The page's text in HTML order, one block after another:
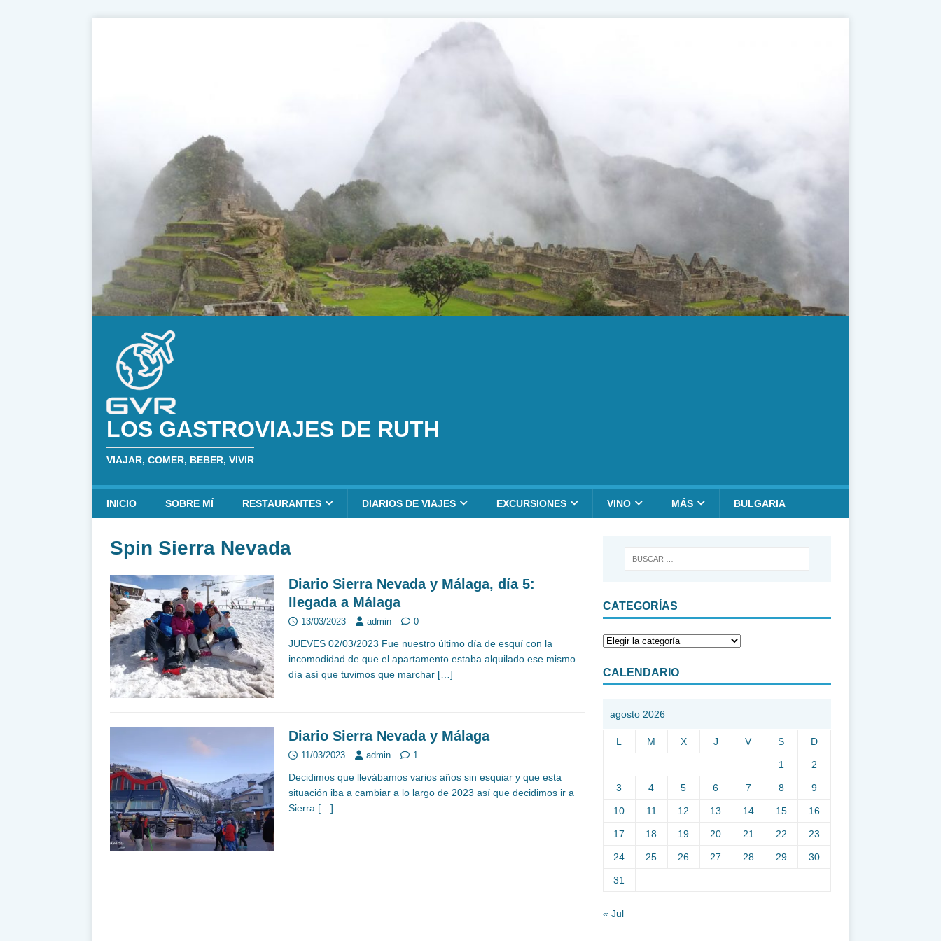
LOS GASTROVIAJES DE RUTH
VIAJAR, COMER, BEBER, VIVIR
INICIO SOBRE MÍ RESTAURANTES DIARIOS DE VIAJES EXCURSIONES VINO MÁS BULGARIA
Spin Sierra Nevada
Diario Sierra Nevada y Málaga, día 5:
llegada a Málaga
13/03/2023 admin 0
JUEVES 02/03/2023 Fue nuestro último día de esquí con la
incomodidad de que el apartamento estaba alquilado ese mismo
día así que tuvimos que marchar […]
Diario Sierra Nevada y Málaga
11/03/2023 admin 1
Decidimos que llevábamos varios años sin esquiar y que esta
situación iba a cambiar a lo largo de 2023 así que decidimos ir a
Sierra […]
CATEGORÍAS
CALENDARIO
agosto 2026
L M X J V S D
1 2
3 4 5 6 7 8 9
10 11 12 13 14 15 16
17 18 19 20 21 22 23
24 25 26 27 28 29 30
31
« Jul